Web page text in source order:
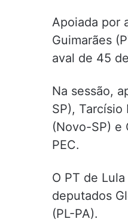
Apoiada por
Guimarães
aval de 45
Na sessão,
SP), Tarcísio
(Novo-SP) e
PEC.
O PT de
deputados
(PL-PA).